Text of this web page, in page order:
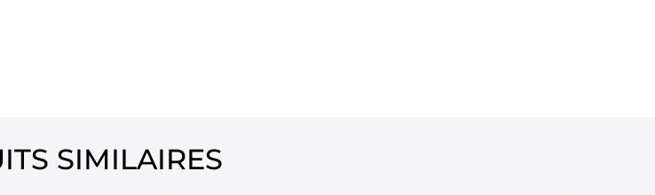
SIMILAIRES